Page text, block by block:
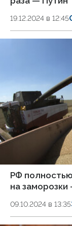
19.12.2024 в 12:45
РФ
на
09.10.2024 в 13:35